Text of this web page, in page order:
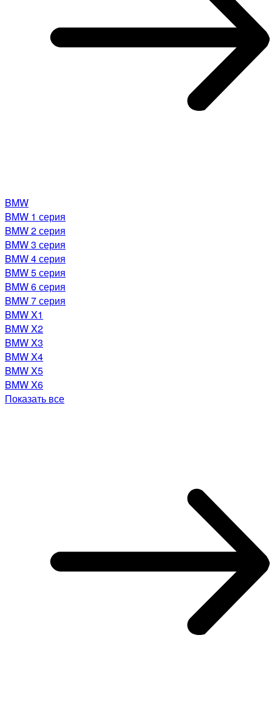
BMW
BMW 1 серия
BMW 2 серия
BMW 3 серия
BMW 4 серия
BMW 5 серия
BMW 6 серия
BMW 7 серия
BMW X1
BMW X2
BMW X3
BMW X4
BMW X5
BMW X6
Показать все